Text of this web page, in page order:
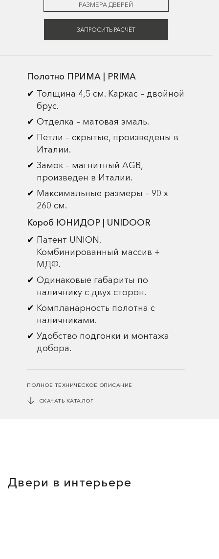
РАЗМЕРА ДВЕРЕЙ
ЗАПРОСИТЬ РАСЧЁТ
Полотно ПРИМА | PRIMA
Толщина 4,5 см. Каркас – двойной
брус.
Отделка – матовая эмаль.
Петли – скрытые, произведены в
Италии.
Замок – магнитный AGB,
произведен в Италии.
Максимальные размеры – 90 х
260 см.
Короб ЮНИДОР | UNIDOOR
Патент UNION.
Комбинированный массив +
МДФ.
Одинаковые габариты по
наличнику с двух сторон.
Компланарность полотна с
наличниками.
Удобство подгонки и монтажа
добора.
ПОЛНОЕ ТЕХНИЧЕСКОЕ ОПИСАНИЕ
СКАЧАТЬ КАТАЛОГ
Двери в интерьере